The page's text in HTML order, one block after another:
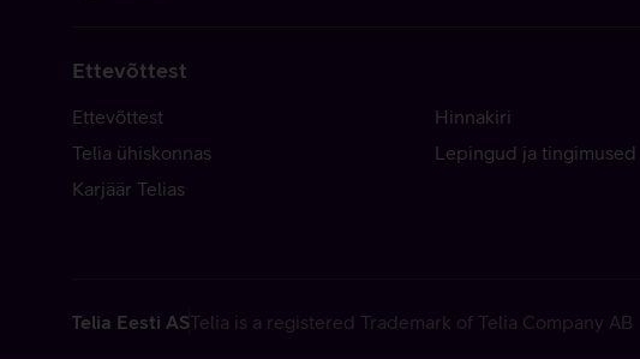
Ettevõttest
Ettevõttest
Telia ühiskonnas
Karjäär Telias
Hinnakiri
Lepingud ja tingimused
Telia Eesti ASTelia is a registered Trademark of Telia Company AB